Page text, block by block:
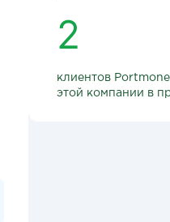
2
клиентов
этой компании в